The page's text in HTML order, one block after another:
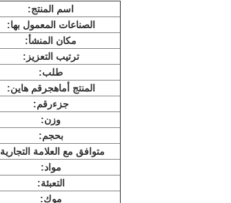
اسم المنتج:
الصناعات المعمول بها:
مكان المنشأ:
ترتيب التعزيز:
طلب:
المنتج أماهجرقم هاين:
جزءرقم:
وزن:
بحجم:
متوافق مع العلامة
مواد:
التعبئة:
موك: